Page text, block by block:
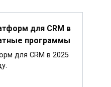
для CRM в
программы
для CRM в 2025